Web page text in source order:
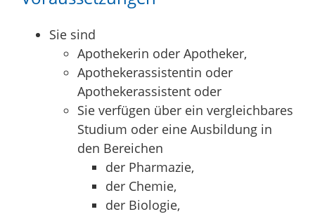
Sie sind
Apothekerin oder Apotheker,
Apothekerassistentin oder
Apothekerassistent oder
Sie verfügen über ein vergleichbares
Studium oder eine Ausbildung in
den Bereichen
der Pharmazie,
der Chemie,
der Biologie,